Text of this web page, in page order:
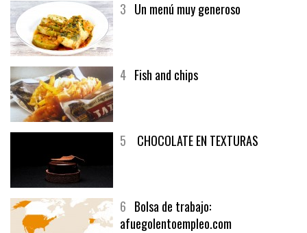
3 Un menú muy generoso
4 Fish and chips
5 CHOCOLATE EN TEXTURAS
6 Bolsa de trabajo:
afuegolentoempleo.com